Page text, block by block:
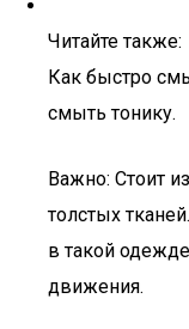
Читайте также:
Как быстро
смыть тонику.
Важно: Стоит
толстых
в такой
движения.